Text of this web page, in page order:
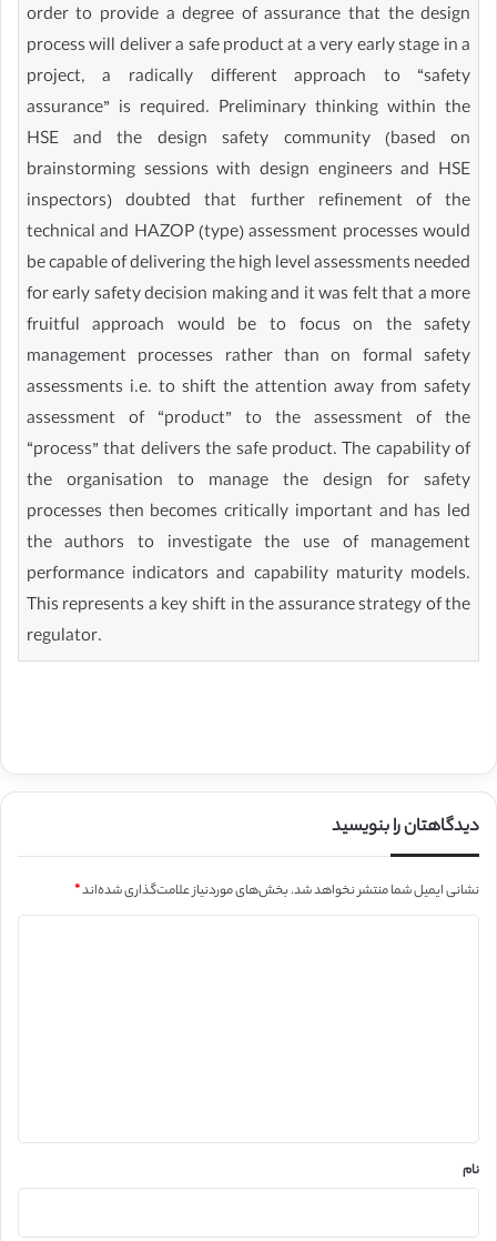
order to provide a degree of assurance that the design
process will deliver a safe product at a very early stage in a
project, a radically different approach to “safety
assurance” is required. Preliminary thinking within the
HSE and the design safety community (based on
brainstorming sessions with design engineers and HSE
inspectors) doubted that further refinement of the
technical and HAZOP (type) assessment processes would
be capable of delivering the high level assessments needed
for early safety decision making and it was felt that a more
fruitful approach would be to focus on the safety
management processes rather than on formal safety
assessments i.e. to shift the attention away from safety
assessment of “product” to the assessment of the
“process” that delivers the safe product. The capability of
the organisation to manage the design for safety
processes then becomes critically important and has led
the authors to investigate the use of management
performance indicators and capability maturity models.
This represents a key shift in the assurance strategy of the
regulator.
دیدگاهتان را بنویسید
نشانی ایمیل شما منتشر نخواهد شد.بخش‌های موردنیاز علامت‌گذاری شده‌اند*
نام